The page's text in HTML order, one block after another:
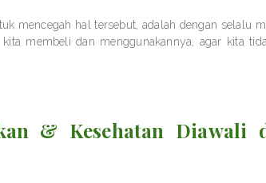
mencegah hal tersebut, adalah dengan selalu
membeli dan menggunakannya, agar kita
& Kesehatan